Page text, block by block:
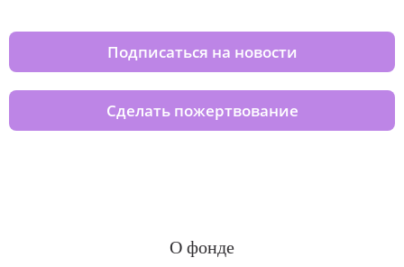
Подписаться на новости
Сделать пожертвование
О фонде